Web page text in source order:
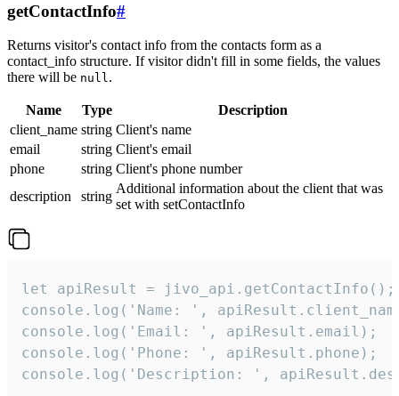
getContactInfo#
Returns visitor's contact info from the contacts form as a
contact_info structure. If visitor didn't fill in some fields, the values
there will be null.
Name Type
Description
client_name string Client's name
email
string Client's email
phone
string Client's phone number
description
string
Additional information about the client that was
set with setContactInfo
let apiResult = jivo_api.getContactInfo();
console.log('Name: ',
console.log('Email: ', apiResult.email);
console.log('Phone: ', apiResult.phone);
console.log('Description: ',